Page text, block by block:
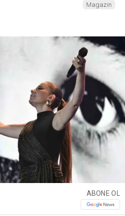
Magazin
ABONE OL